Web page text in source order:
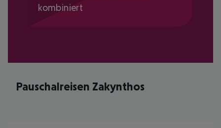
kombiniert
Pauschalreisen Zakynthos